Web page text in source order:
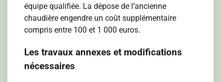
équipe qualifiée. La dépose de l’ancienne
chaudière engendre un coût supplémentaire
compris entre 100 et 1 000 euros.
Les travaux annexes et modifications
nécessaires